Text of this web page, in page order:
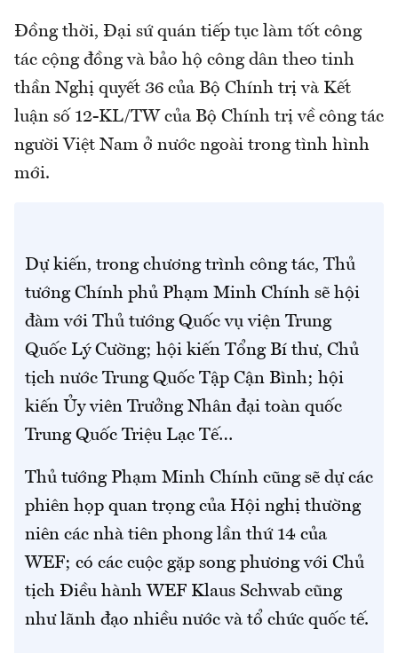
Đồng thời, Đại sứ quán tiếp tục làm tốt công
tác cộng đồng và bảo hộ công dân theo tinh
thần Nghị quyết 36 của Bộ Chính trị và Kết
luận số 12-KL/TW của Bộ Chính trị về công tác
người Việt Nam ở nước ngoài trong tình hình
mới.
Dự kiến, trong chương trình công tác, Thủ
tướng Chính phủ Phạm Minh Chính sẽ hội
đàm với Thủ tướng Quốc vụ viện Trung
Quốc Lý Cường; hội kiến Tổng Bí thư, Chủ
tịch nước Trung Quốc Tập Cận Bình; hội
kiến Ủy viên Trưởng Nhân đại toàn quốc
Trung Quốc Triệu Lạc Tế…
Thủ tướng Phạm Minh Chính cũng sẽ dự các
phiên họp quan trọng của Hội nghị thường
niên các nhà tiên phong lần thứ 14 của
WEF; có các cuộc gặp song phương với Chủ
tịch Điều hành WEF Klaus Schwab cũng
như lãnh đạo nhiều nước và tổ chức quốc tế.